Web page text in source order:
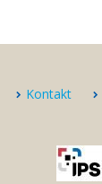
Kontakt